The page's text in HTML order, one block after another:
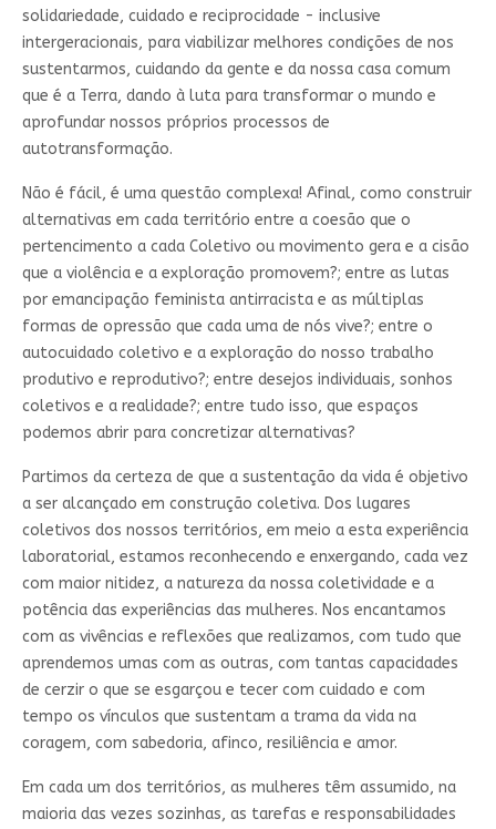
solidariedade, cuidado e reciprocidade - inclusive
intergeracionais, para viabilizar melhores condições de nos
sustentarmos, cuidando da gente e da nossa casa comum
que é a Terra, dando à luta para transformar o mundo e
aprofundar nossos próprios processos de
autotransformação.
Não é fácil, é uma questão complexa! Afinal, como construir
alternativas em cada território entre a coesão que o
pertencimento a cada Coletivo ou movimento gera e a cisão
que a violência e a exploração promovem?; entre as lutas
por emancipação feminista antirracista e as múltiplas
formas de opressão que cada uma de nós vive?; entre o
autocuidado coletivo e a exploração do nosso trabalho
produtivo e reprodutivo?; entre desejos individuais, sonhos
coletivos e a realidade?; entre tudo isso, que espaços
podemos abrir para concretizar alternativas?
Partimos da certeza de que a sustentação da vida é objetivo
a ser alcançado em construção coletiva. Dos lugares
coletivos dos nossos territórios, em meio a esta experiência
laboratorial, estamos reconhecendo e enxergando, cada vez
com maior nitidez, a natureza da nossa coletividade e a
potência das experiências das mulheres. Nos encantamos
com as vivências e reflexões que realizamos, com tudo que
aprendemos umas com as outras, com tantas capacidades
de cerzir o que se esgarçou e tecer com cuidado e com
tempo os vínculos que sustentam a trama da vida na
coragem, com sabedoria, afinco, resiliência e amor.
Em cada um dos territórios, as mulheres têm assumido, na
maioria das vezes sozinhas, as tarefas e responsabilidades